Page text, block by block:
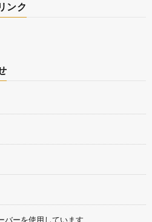
ンク
バーを使用しています